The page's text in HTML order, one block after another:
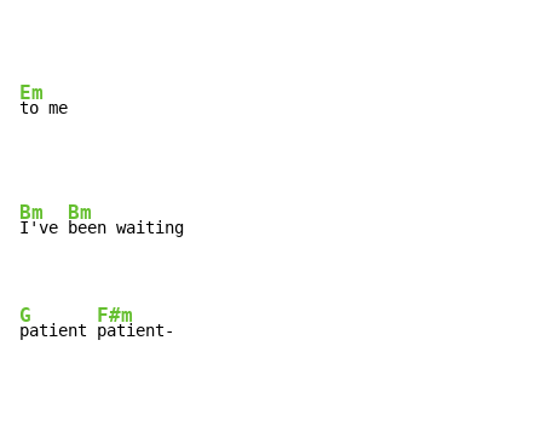
Em
Bm
I've
Bm
been waiting
G
patient
F#m
patient-